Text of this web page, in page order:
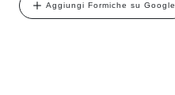
Aggiungi Formiche su Google